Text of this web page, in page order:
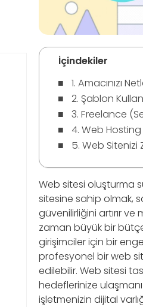
İçindekiler
1. Amacınızı
2. Şablon
3. Freelance
4. Web Hosting
5. Web Sitenizi
Web sitesi oluşturma
sitesine sahip olmak,
güvenilirliğini artırır
zaman büyük bir
girişimciler için bir
profesyonel bir web
edilebilir. Web sitesi
hedeflerinize
işletmenizin dijital